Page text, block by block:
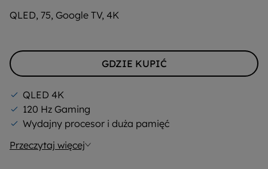
QLED, 75, Google TV, 4K
GDZIE KUPIĆ
QLED 4K
120 Hz Gaming
Wydajny procesor i duża pamięć
Przeczytaj więcej